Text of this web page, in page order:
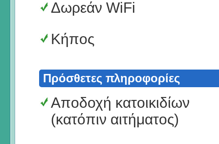
Δωρεάν WiFi
Κήπος
Πρόσθετες πληροφορίες
Αποδοχή κατοικιδίων
(κατόπιν αιτήματος)